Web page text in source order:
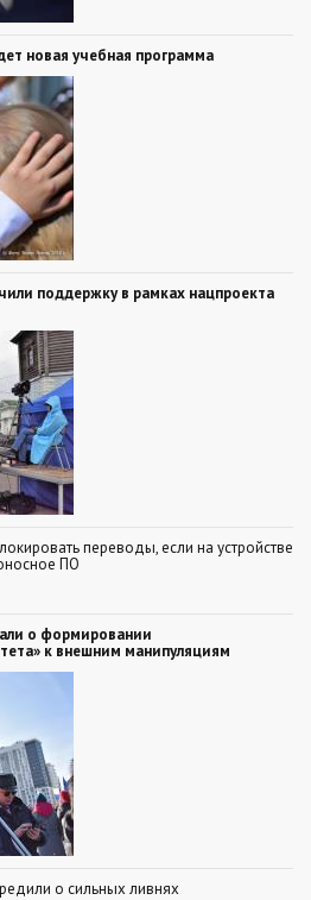
новая учебная программа
поддержку в рамках нацпроекта
переводы, если на устройстве
ПО
о формировании
к внешним манипуляциям
о сильных ливнях